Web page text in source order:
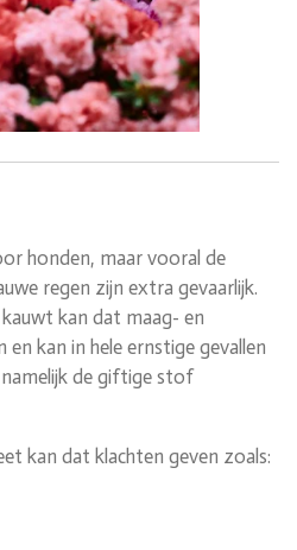
honden, maar vooral de
regen zijn extra gevaarlijk.
kan dat maag- en
kan in hele ernstige gevallen
de giftige stof
kan dat klachten geven zoals: